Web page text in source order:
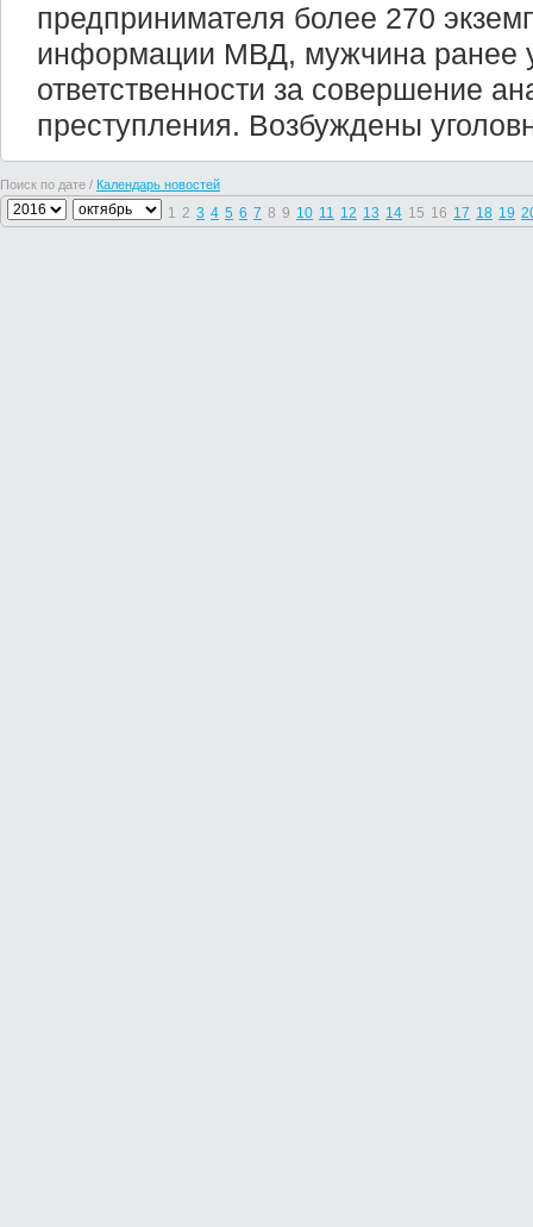
предпринимателя более 270
информации МВД, мужчина ранее
ответственности за совершение
преступления. Возбуждены
Поиск по дате / Календарь новостей
1 2 3 4 5 6 7 8 9 10 11 12 13 14 15 16 17 18 19